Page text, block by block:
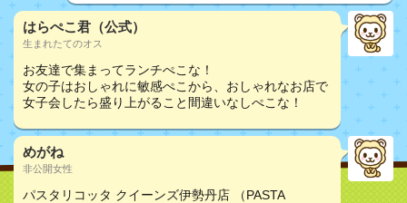
はらぺこ君（公式）
生まれたてのオス
お友達で集まってランチぺこな！
女の子はおしゃれに敏感ぺこから、おしゃれなお店で
女子会したら盛り上がること間違いなしぺこな！
めがね
非公開女性
パスタリコッタ クイーンズ伊勢丹店 （PASTA